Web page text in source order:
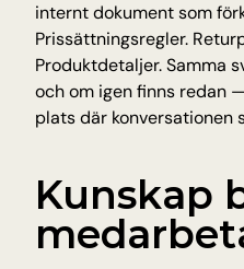
Håll dig
Upptäck
internt dokument som
Prissättningsregler.
Produktdetaljer. Samma
och om igen finns redan
plats där konversationen
Kunskap